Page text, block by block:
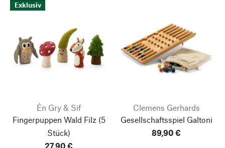
Exklusiv
Én Gry & Sif
Fingerpuppen Wald Filz (5
Stück)
27,90 €
Clemens Gerhards
Gesellschaftsspiel Galtoni
89,90 €